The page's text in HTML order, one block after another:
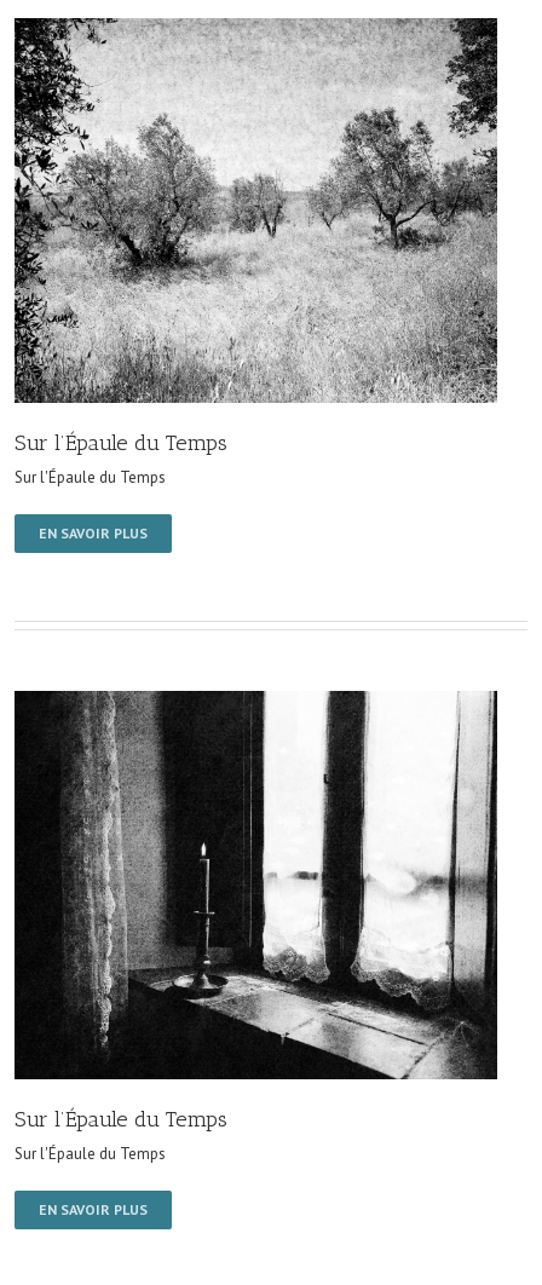
Sur l’Épaule du Temps
Sur l'Épaule du Temps
EN SAVOIR PLUS
Sur l’Épaule du Temps
Sur l'Épaule du Temps
EN SAVOIR PLUS